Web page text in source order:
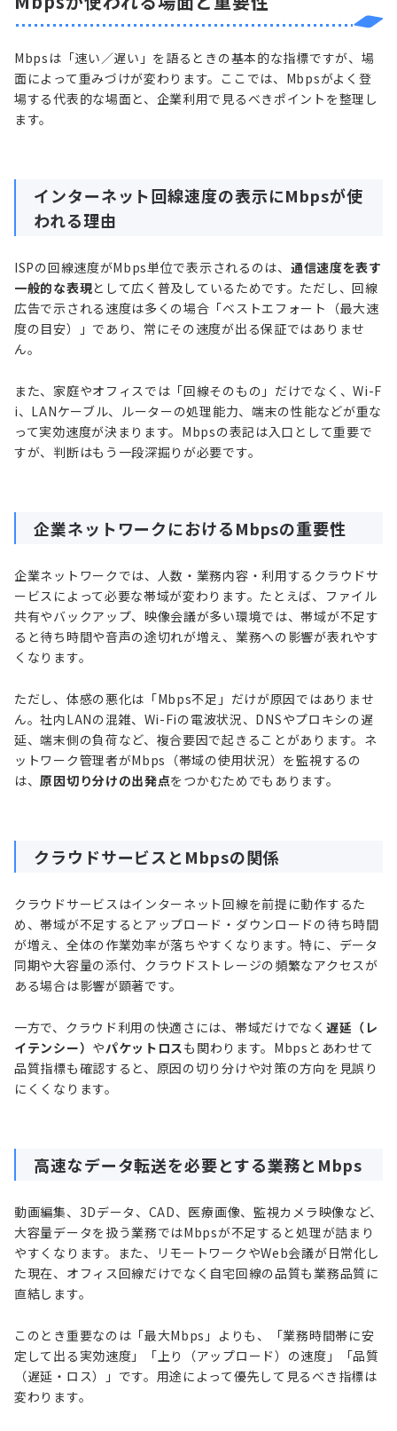
Mbpsは「速い／遅い」を語るときの基本的な指標ですが、場
面によって重みづけが変わります。ここでは、Mbpsがよく登
場する代表的な場面と、企業利用で見るべきポイントを整理し
ます。
インターネット回線速度の表示にMbpsが使
われる理由
ISPの回線速度がMbps単位で表示されるのは、 通信速度を表す
一般的な表現として広く普及しているためです。ただし、回線
広告で示される速度は多くの場合「ベストエフォート（最大速
度の目安）」であり、常にその速度が出る保証ではありませ
ん。
また、家庭やオフィスでは「回線そのもの」だけでなく、Wi-F
i、LANケーブル、ルーターの処理能力、端末の性能などが重な
って実効速度が決まります。Mbpsの表記は入口として重要で
すが、判断はもう一段深掘りが必要です。
企業ネットワークにおけるMbpsの重要性
企業ネットワークでは、人数・業務内容・利用するクラウドサ
ービスによって必要な帯域が変わります。たとえば、ファイル
共有やバックアップ、映像会議が多い環境では、帯域が不足す
ると待ち時間や音声の途切れが増え、業務への影響が表れやす
くなります。
ただし、体感の悪化は「Mbps不足」だけが原因ではありませ
ん。社内LANの混雑、Wi-Fiの電波状況、DNSやプロキシの遅
延、端末側の負荷など、複合要因で起きることがあります。ネ
ットワーク管理者がMbps（帯域の使用状況）を監視するの
は、原因切り分けの出発点をつかむためでもあります。
クラウドサービスとMbpsの関係
クラウドサービスはインターネット回線を前提に動作するた
め、帯域が不足するとアップロード・ダウンロードの待ち時間
が増え、全体の作業効率が落ちやすくなります。特に、データ
同期や大容量の添付、クラウドストレージの頻繁なアクセスが
ある場合は影響が顕著です。
一方で、クラウド利用の快適さには、帯域だけでなく 遅延（レ
イテンシー） やパケットロスも関わります。Mbpsとあわせて
品質指標も確認すると、原因の切り分けや対策の方向を見誤り
にくくなります。
高速なデータ転送を必要とする業務とMbps
動画編集、3Dデータ、CAD、医療画像、監視カメラ映像など、
大容量データを扱う業務ではMbpsが不足すると処理が詰まり
やすくなります。また、リモートワークやWeb会議が日常化し
た現在、オフィス回線だけでなく自宅回線の品質も業務品質に
直結します。
このとき重要なのは「最大Mbps」よりも、「業務時間帯に安
定して出る実効速度」「上り（アップロード）の速度」「品質
（遅延・ロス）」です。用途によって優先して見るべき指標は
変わります。